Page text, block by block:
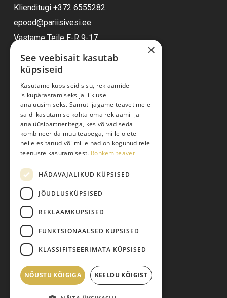
Vahesumma:
Klienditugi +372 6555282
epood@pariisivesi.ee
Vastame Teile E-R 9-17
Ostuabi
Kauba kohaletoimetamine
Toodete tellimine
Maksmine
Järelmaks
Pretensiooni esitamine
Isikuandmete töötlemine
© 2026 Pariisi Vesi.
×
See veebisait kasutab
küpsiseid
Kasutame küpsiseid sisu, reklaamide
isikupärastamiseks ja liikluse
analüüsimiseks. Samuti jagame teavet meie
saidi kasutamise kohta oma reklaami- ja
analüüsipartneritega, kes võivad seda
kombineerida muu teabega, mille olete
neile esitanud või mille nad on kogunud teie
teenuste kasutamisest. Rohkem teavet
HÄDAVAJALIKUD KÜPSISED
JÕUDLUSKÜPSISED
REKLAAMKÜPSISED
FUNKTSIONAALSED KÜPSISED
KLASSIFITSEERIMATA KÜPSISED
NÕUSTU KÕIGIGA KEELDU KÕIGIST